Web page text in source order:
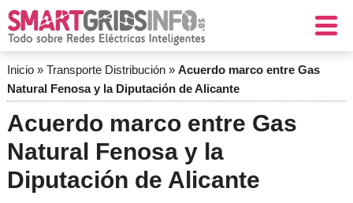
Inicio» Transporte Distribución» Acuerdo marco entre Gas
Natural Fenosa y la Diputación de Alicante
Acuerdo marco entre Gas
Natural Fenosa y la
Diputación de Alicante